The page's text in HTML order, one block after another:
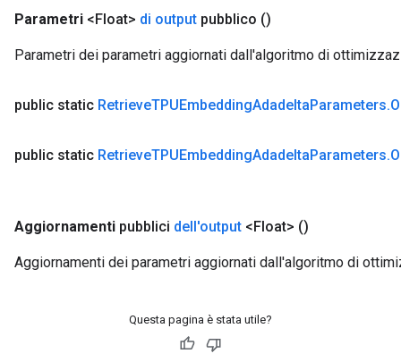
Parametri <Float> di output pubblico ()
Parametri dei parametri aggiornati dall'algoritmo di
public static RetrieveTPUEmbeddingAdadeltaParameters.
public static RetrieveTPUEmbeddingAdadeltaParameters.
Aggiornamenti pubblici dell'output <Float> ()
Aggiornamenti dei parametri aggiornati dall'algoritmo di
Questa pagina è stata utile?